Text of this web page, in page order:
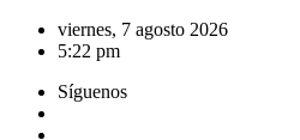
Saltar
viernes, 7 agosto 2026
5:22 pm
Síguenos